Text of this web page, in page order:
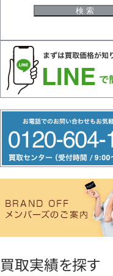
リ
ー
ヤ
買取実績を探す